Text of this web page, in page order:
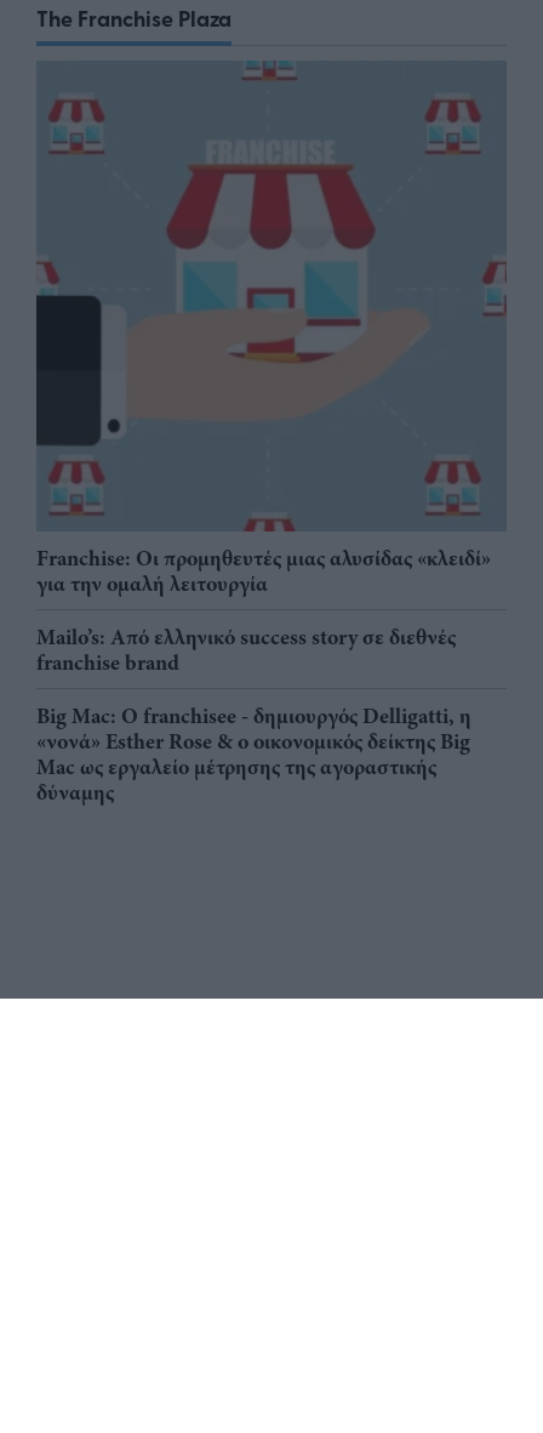
The Franchise Plaza
Franchise: Οι προμηθευτές μιας αλυσίδας «κλειδί»
για την ομαλή λειτουργία
Mailo’s: Από ελληνικό success story σε διεθνές
franchise brand
Big Mac: Ο franchisee - δημιουργός Delligatti, η
«νονά» Esther Rose & ο οικονομικός δείκτης Big
Mac ως εργαλείο μέτρησης της αγοραστικής
δύναμης